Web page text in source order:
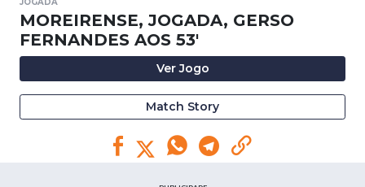
MOREIRENSE, JOGADA, GERSO
FERNANDES AOS 53'
Ver Jogo
Match Story